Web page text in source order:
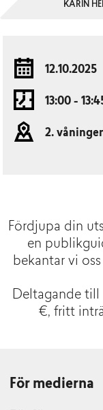
KARIN
12.10.2025
13:00 -
2.
Fördjupa din
en
bekantar vi
Deltagande till
€, fritt
För medierna